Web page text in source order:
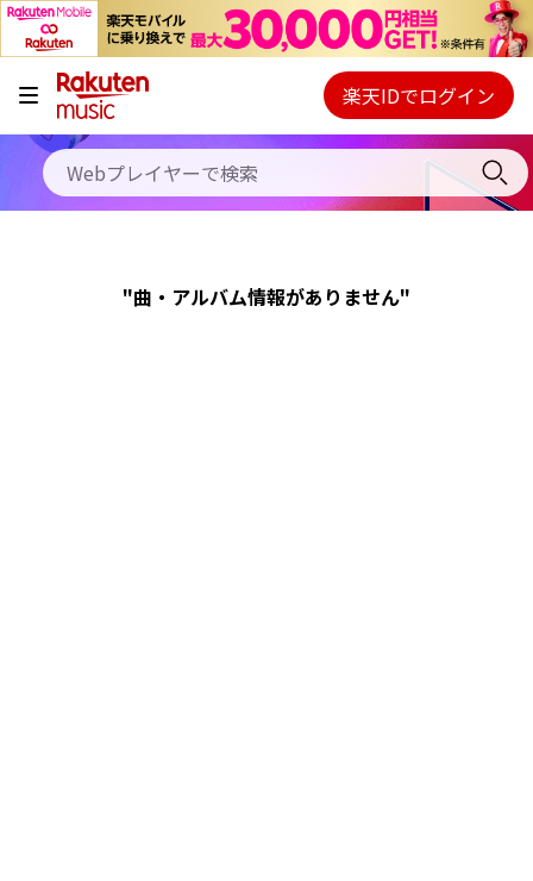
キャンペーン
料金プラン
使い方
初回30日間無料お試し
Webプレイヤー
ご契約内容の確認・変更
楽天IDでログイン
"曲・アルバム情報がありません"